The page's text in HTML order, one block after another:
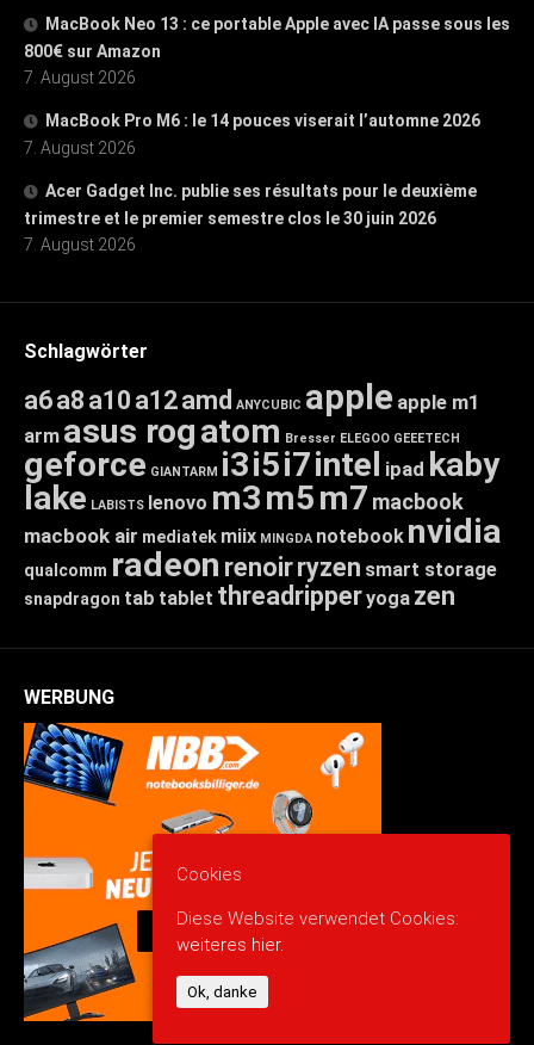
MacBook Neo 13 : ce portable Apple avec IA passe sous les
800€ sur Amazon
7. August 2026
MacBook Pro M6 : le 14 pouces viserait l’automne 2026
7. August 2026
Acer Gadget Inc. publie ses résultats pour le deuxième
trimestre et le premier semestre clos le 30 juin 2026
7. August 2026
Schlagwörter
a6a8 a10 a12amd ANYCUBIC apple apple m1
arm asus rogatom Bresser ELEGOO GEEETECH
geforce GIANTARM i3i5i7intel ipad kaby
lake LABISTS lenovo m3m5m7 macbook
macbook air mediatek miix MINGDA notebook nvidia
qualcomm radeon renoirryzen smart storage
snapdragon tab tablet threadripperyoga zen
WERBUNG
Cookies
Diese Website verwendet Cookies:
weiteres hier.
Ok, danke